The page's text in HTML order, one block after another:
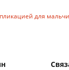
для